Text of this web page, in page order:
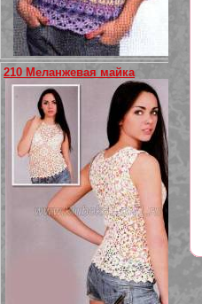
210 Меланжевая майка